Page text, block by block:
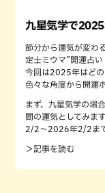
九星気学で
節分から運気が変わ
定士ミウマ”開運占い
今回は2025年はどの
色々な角度から開運
まず、九星気学の場
間の運気としてみま
2/2〜2026年2/2まで
＞記事を読む